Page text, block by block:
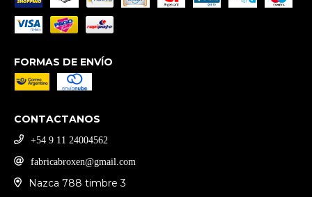
FORMAS DE ENVÍO
CONTACTANOS
‪+54 9 11 24004562
fabricabroxen@gmail.com
Nazca 788 timbre 3